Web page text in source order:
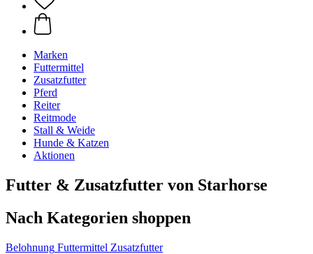
Marken
Futtermittel
Zusatzfutter
Pferd
Reiter
Reitmode
Stall & Weide
Hunde & Katzen
Aktionen
Futter & Zusatzfutter von Starhorse
Nach Kategorien shoppen
Belohnung Futtermittel Zusatzfutter